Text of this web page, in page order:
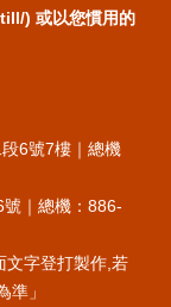
) 或以您慣用的
6號7樓｜總機
｜總機：886-
文字登打製作,若
」